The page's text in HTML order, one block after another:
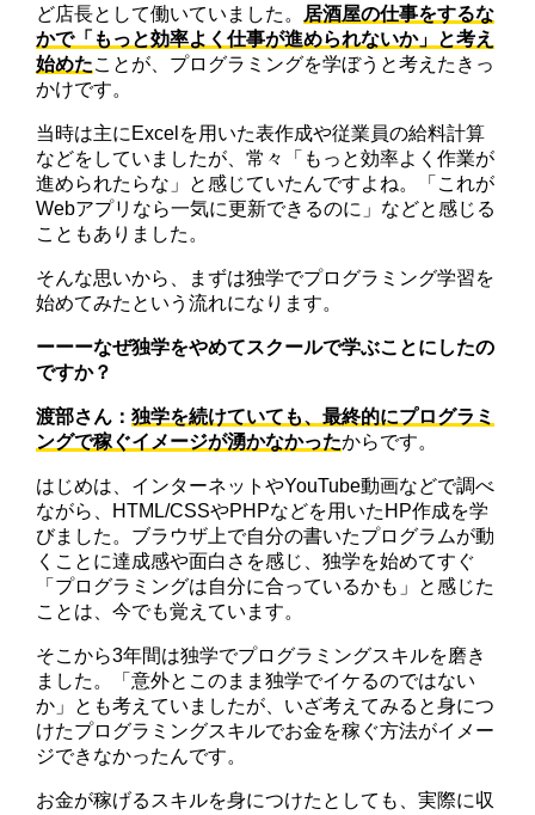
ど店長として働いていました。 居酒屋の仕事をするな
かで「もっと効率よく仕事が進められないか」と考え
始めたことが、プログラミングを学ぼうと考えたきっ
かけです。
当時は主にExcelを用いた表作成や従業員の給料計算
などをしていましたが、常々「もっと効率よく作業が
進められたらな」と感じていたんですよね。「これが
Webアプリなら一気に更新できるのに」などと感じる
こともありました。
そんな思いから、まずは独学でプログラミング学習を
始めてみたという流れになります。
ーーーなぜ独学をやめてスクールで学ぶことにしたの
ですか？
渡部さん：独学を続けていても、最終的にプログラミ
ングで稼ぐイメージが湧かなかったからです。
はじめは、インターネットやYouTube動画などで調べ
ながら、HTML/CSSやPHPなどを用いたHP作成を学
びました。ブラウザ上で自分の書いたプログラムが動
くことに達成感や面白さを感じ、独学を始めてすぐ
「プログラミングは自分に合っているかも」と感じた
ことは、今でも覚えています。
そこから3年間は独学でプログラミングスキルを磨き
ました。「意外とこのまま独学でイケるのではない
か」とも考えていましたが、いざ考えてみると身につ
けたプログラミングスキルでお金を稼ぐ方法がイメー
ジできなかったんです。
お金が稼げるスキルを身につけたとしても、実際に収